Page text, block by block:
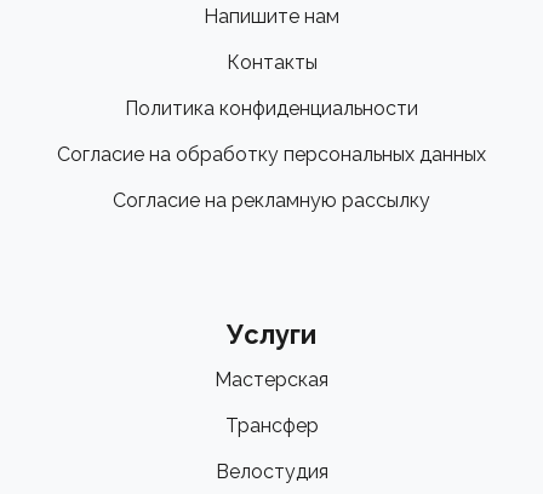
Напишите нам
Контакты
Политика конфиденциальности
Согласие на обработку персональных данных
Согласие на рекламную рассылку
Услуги
Мастерская
Трансфер
Велостудия